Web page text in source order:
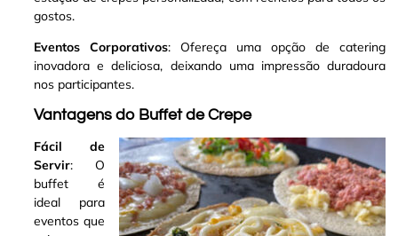
gostos.
Eventos Corporativos: Ofereça uma opção de catering
inovadora e deliciosa, deixando uma impressão duradoura
nos participantes.
Vantagens do Buffet de Crepe
Fácil de
Servir: O
buffet é
ideal para
eventos que